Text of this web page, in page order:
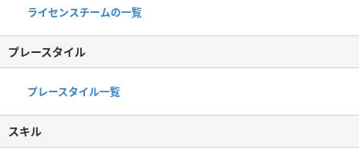
ライセンスチームの一覧
プレースタイル
プレースタイル一覧
スキル